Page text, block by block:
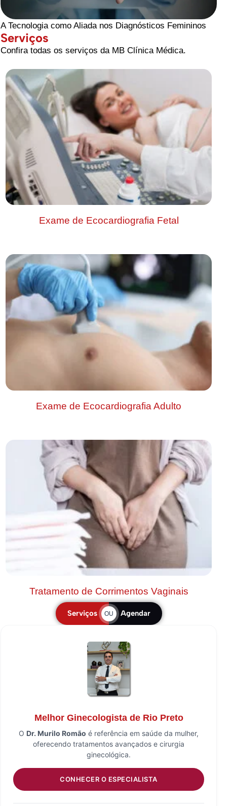
A Tecnologia como Aliada nos Diagnósticos Femininos
Serviços
Confira todas os serviços da MB Clínica Médica.
Exame de Ecocardiografia Fetal
Exame de Ecocardiografia Adulto
Tratamento de Corrimentos Vaginais
Serviços OU Agendar
Melhor Ginecologista de Rio Preto
O Dr. Murilo Romão é referência em saúde da mulher,
oferecendo tratamentos avançados e cirurgia
ginecológica.
CONHECER O ESPECIALISTA